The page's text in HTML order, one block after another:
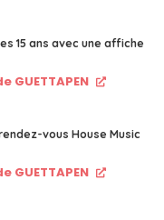
15 ans avec une affiche
GUETTAPEN
vous House Music
GUETTAPEN